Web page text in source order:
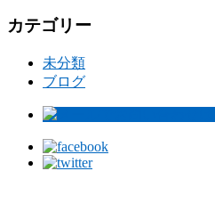
カテゴリー
未分類
ブログ